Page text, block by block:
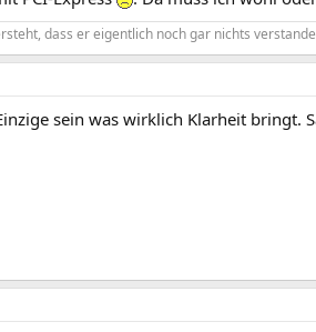
dass er eigentlich noch gar nichts
sein was wirklich Klarheit bringt.